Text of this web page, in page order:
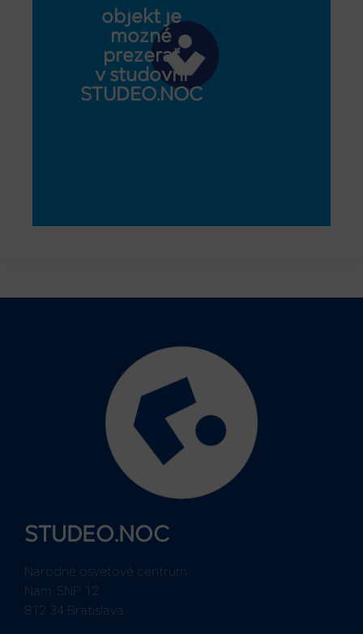
objekt je
možné
prezerať
v študovni
STUDEO.NOC
STUDEO.NOC
Národné osvetové centrum
Nám. SNP 12
812 34 Bratislava